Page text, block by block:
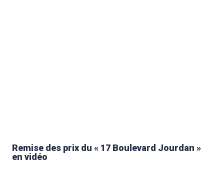
Remise des prix du « 17 Boulevard Jourdan »
en vidéo